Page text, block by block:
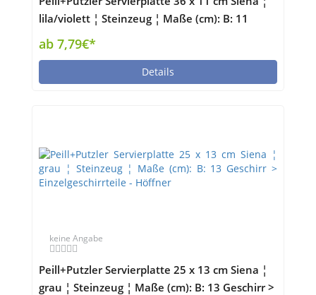
lila/violett ¦ Steinzeug ¦ Maße (cm): B: 11
Geschirr > Einzelgeschirrteile - Höffner
ab 7,79€*
Details
keine Angabe
Peill+Putzler Servierplatte 25 x 13 cm Siena ¦
grau ¦ Steinzeug ¦ Maße (cm): B: 13 Geschirr >